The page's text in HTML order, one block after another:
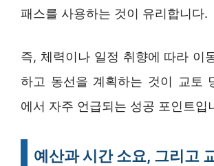
패스를 사용하는 것이 유리합니다.
즉, 체력이나 일정 취향에 따라 이
하고 동선을 계획하는 것이 교토
에서 자주 언급되는 성공 포인트입
예산과 시간 소요, 그리고